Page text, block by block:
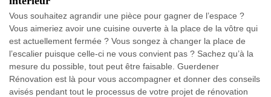
Vous souhaitez agrandir une pièce pour gagner de l’espace ?
Vous aimeriez avoir une cuisine ouverte à la place de la vôtre qui
est actuellement fermée ? Vous songez à changer la place de
l’escalier puisque celle-ci ne vous convient pas ? Sachez qu’à la
mesure du possible, tout peut être faisable. Guerdener
Rénovation est là pour vous accompagner et donner des conseils
avisés pendant tout le processus de votre projet de rénovation